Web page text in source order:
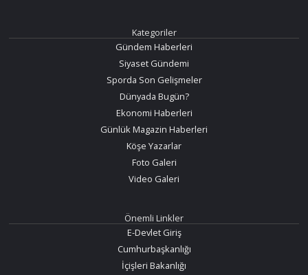
Kategoriler
Gündem Haberleri
Siyaset Gündemi
Sporda Son Gelişmeler
Dünyada Bugün?
Ekonomi Haberleri
Günlük Magazin Haberleri
Köşe Yazarlar
Foto Galeri
Video Galeri
Önemli Linkler
E-Devlet Giriş
Cumhurbaşkanlığı
İçişleri Bakanlığı